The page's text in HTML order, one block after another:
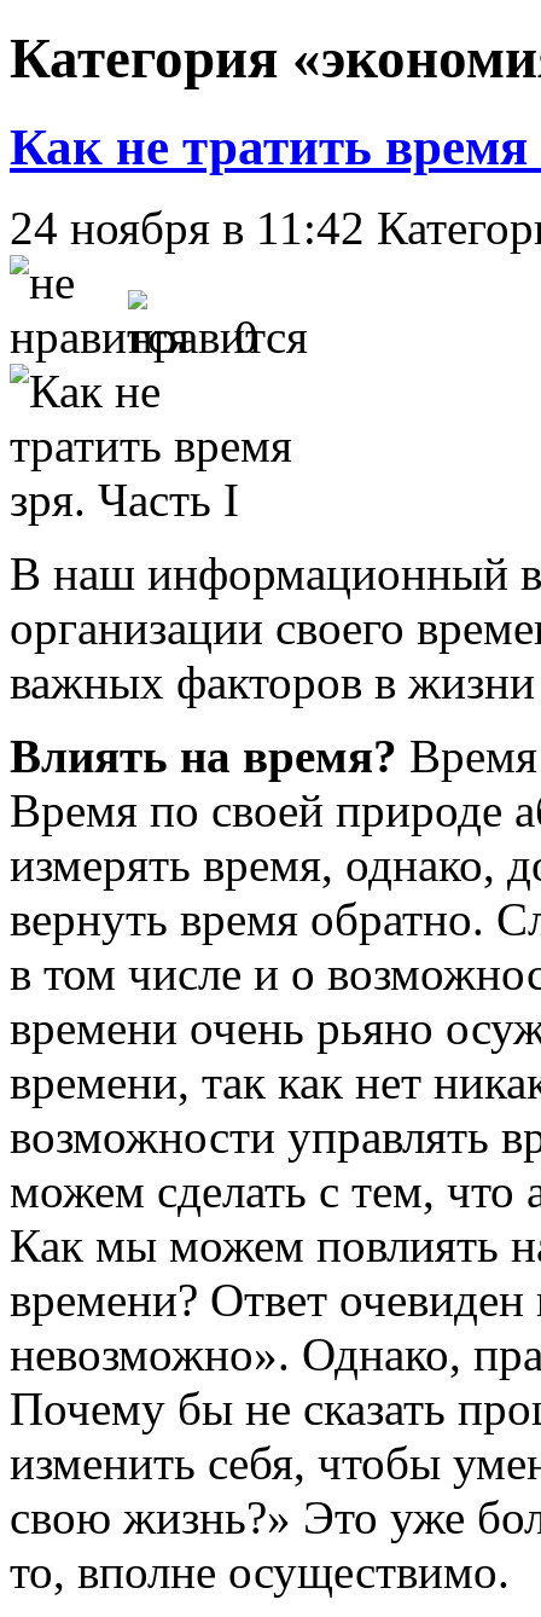
Категория
Как не тратить
24 ноября в 11:42
0
В наш информационный
организации своего
важных факторов в
Влиять на время?
Время по своей природе
измерять время, однако,
вернуть время обратно.
в том числе и о
времени очень рьяно
времени, так как нет
возможности управлять
можем сделать с тем, что
Как мы можем повлиять
времени? Ответ
невозможно». Однако,
Почему бы не сказать
изменить себя, чтобы
свою жизнь?» Это уже
то, вполне осуществимо.